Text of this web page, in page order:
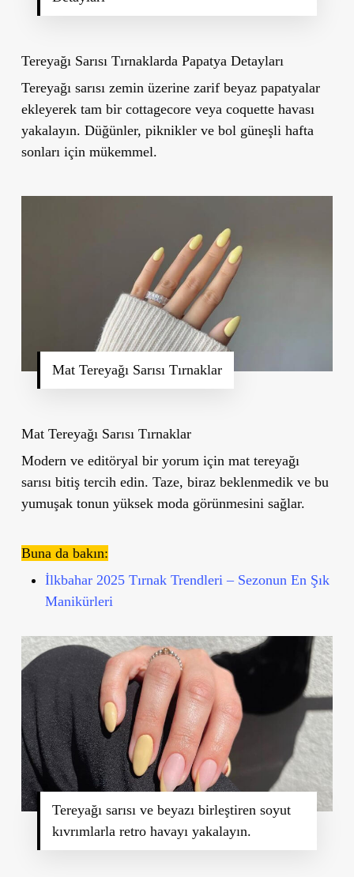
Tereyağı Sarısı Tırnaklarda Papatya Detayları
Tereyağı sarısı zemin üzerine zarif beyaz papatyalar
ekleyerek tam bir cottagecore veya coquette havası
yakalayın. Düğünler, piknikler ve bol güneşli hafta
sonları için mükemmel.
Mat Tereyağı Sarısı Tırnaklar
Mat Tereyağı Sarısı Tırnaklar
Modern ve editöryal bir yorum için mat tereyağı
sarısı bitiş tercih edin. Taze, biraz beklenmedik ve bu
yumuşak tonun yüksek moda görünmesini sağlar.
Buna da bakın:
İlkbahar 2025 Tırnak Trendleri – Sezonun En Şık
Manikürleri
Tereyağı sarısı ve beyazı birleştiren soyut
kıvrımlarla retro havayı yakalayın.